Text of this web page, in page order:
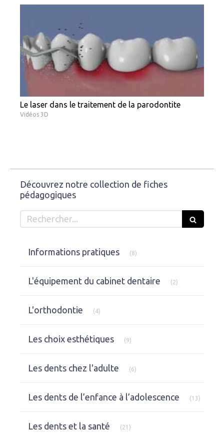
Le laser dans le traitement de la parodontite
Vidéos 3D
Découvrez notre collection de fiches
pédagogiques
Rechercher
Informations pratiques (8)
L'équipement du cabinet dentaire (2)
L'orthodontie (4)
Les choix esthétiques (9)
Les dents chez l'adulte (6)
Les dents de l’enfance à l’adolescence (13)
Les dents et la santé (21)